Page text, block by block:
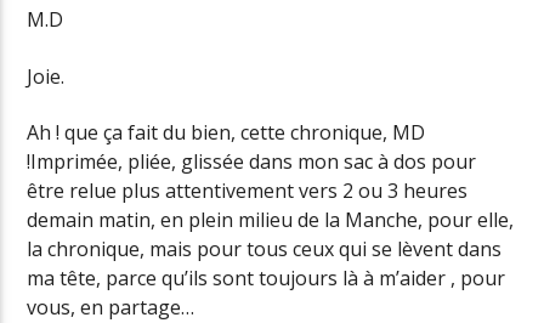
M.D
Joie.
Ah ! que ça fait du bien, cette chronique, MD
!Imprimée, pliée, glissée dans mon sac à dos pour
être relue plus attentivement vers 2 ou 3 heures
demain matin, en plein milieu de la Manche, pour elle,
la chronique, mais pour tous ceux qui se lèvent dans
ma tête, parce qu’ils sont toujours là à m’aider , pour
vous, en partage…